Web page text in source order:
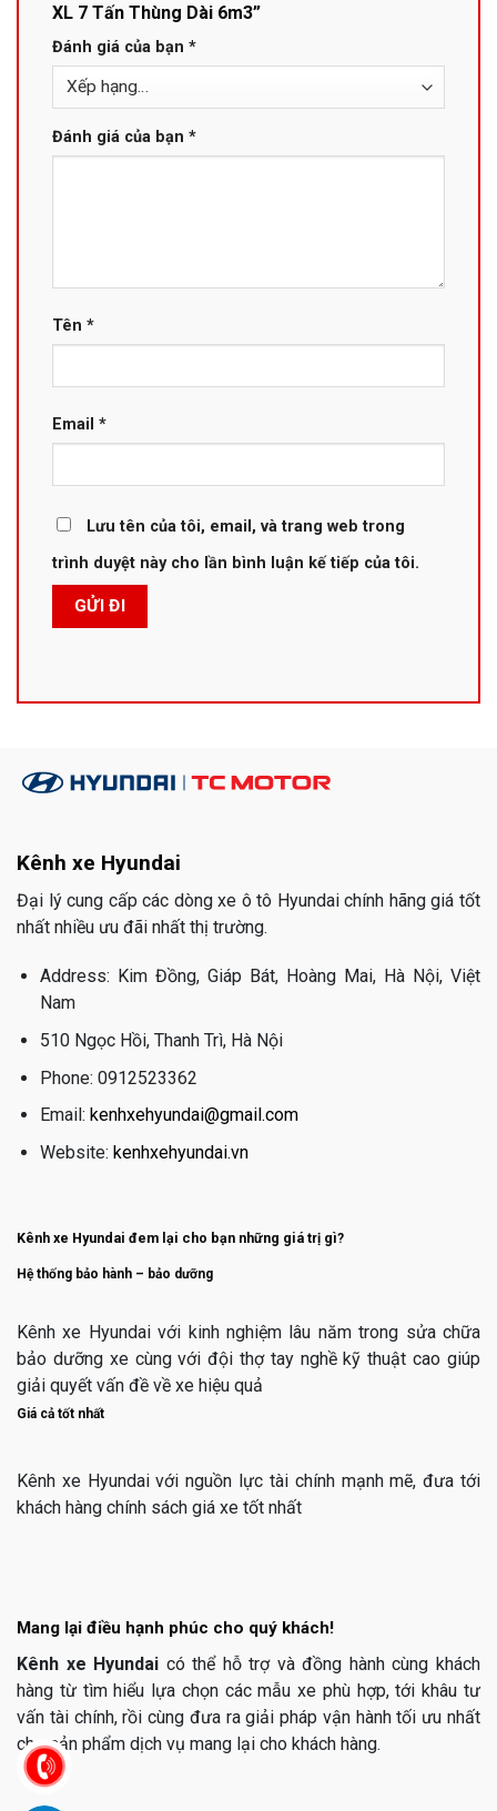
XL 7 Tấn Thùng Dài 6m3”
Đánh giá của bạn *
Đánh giá của bạn *
Tên *
Email *
Lưu tên của tôi, email, và trang web trong
trình duyệt này cho lần bình luận kế tiếp của tôi.
Kênh xe Hyundai
Đại lý cung cấp các dòng xe ô tô Hyundai chính hãng giá tốt
nhất nhiều ưu đãi nhất thị trường.
Address: Kim Đồng, Giáp Bát, Hoàng Mai, Hà Nội, Việt
Nam
510 Ngọc Hồi, Thanh Trì, Hà Nội
Phone: 0912523362
Email: kenhxehyundai@gmail.com
Website: kenhxehyundai.vn
Kênh xe Hyundai đem lại cho bạn những giá trị gì?
Hệ thống bảo hành – bảo dưỡng
Kênh xe Hyundai với kinh nghiệm lâu năm trong sửa chữa
bảo dưỡng xe cùng với đội thợ tay nghề kỹ thuật cao giúp
giải quyết vấn đề về xe hiệu quả
Giá cả tốt nhất
Kênh xe Hyundai với nguồn lực tài chính mạnh mẽ, đưa tới
khách hàng chính sách giá xe tốt nhất
Mang lại điều hạnh phúc cho quý khách!
Kênh xe Hyundai có thể hỗ trợ và đồng hành cùng khách
hàng từ tìm hiểu lựa chọn các mẫu xe phù hợp, tới khâu tư
vấn tài chính, rồi cùng đưa ra giải pháp vận hành tối ưu nhất
cho sản phẩm dịch vụ mang lại cho khách hàng.